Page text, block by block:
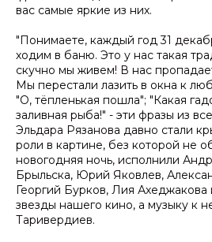
вас самые яркие из них.
"Понимаете, каждый год 31
ходим в баню. Это у нас такая
скучно мы живем! В нас
Мы перестали лазить в окна к
"О, тёпленькая пошла"; "Какая
заливная рыба!" - эти фразы из
Эльдара Рязанова давно стали
роли в картине, без которой не
новогодняя ночь, исполнили
Брыльска, Юрий Яковлев,
Георгий Бурков, Лия Ахеджакова
звезды нашего кино, а музыку к
Таривердиев.